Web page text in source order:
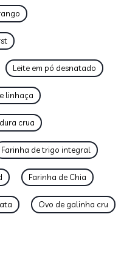
Leite em pó desnatado
linhaça
crua
Farinha de trigo integral
Farinha de Chia
Ovo de galinha cru